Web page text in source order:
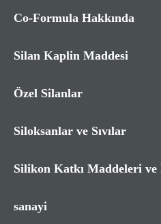
Co-Formula Hakkında
Silan Kaplin Maddesi
Özel Silanlar
Siloksanlar ve Sıvılar
Silikon Katkı Maddeleri
sanayi